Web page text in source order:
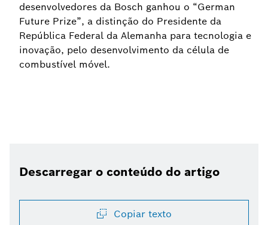
desenvolvedores da Bosch ganhou o “German
Future Prize”, a distinção do Presidente da
República Federal da Alemanha para tecnologia e
inovação, pelo desenvolvimento da célula de
combustível móvel.
Descarregar o conteúdo do artigo
Copiar texto